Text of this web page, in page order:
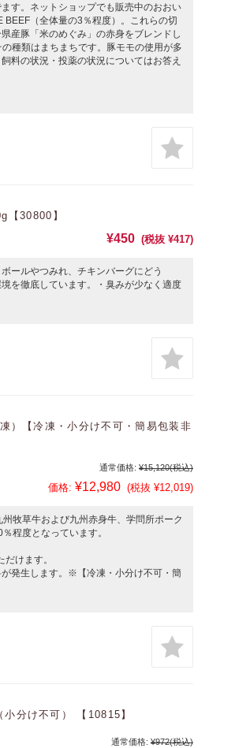
す。ネットショップでも販売中のおおい
（全体量の3％程度）。これらの切
産豚「米のめぐみ」の赤身をブレンドし
種類はまちまちです。豚モモの使用が多
料の状況・投薬の状況についてはお答え
【30800】
¥450 (税抜 ¥417)
ールやつみれ、チキンバーグにどう
を徹底しています。・臭みが少なく適度
【冷凍・小分け不可・簡易包装非
通常価格: ¥15,120(税込)
価格: ¥12,980 (税抜 ¥12,019)
牧草牛および九州赤身牛、学問所ポーク
程度となっています。
けます。
発生します。※【冷凍・小分け不可・簡
分け不可） 【10815】
通常価格: ¥972(税込)